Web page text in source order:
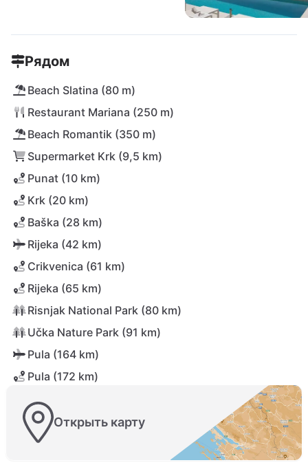
Рядом
Beach Slatina (80 m)
Restaurant Mariana (250 m)
Beach Romantik (350 m)
Supermarket Krk (9,5 km)
Punat (10 km)
Krk (20 km)
Baška (28 km)
Rijeka (42 km)
Crikvenica (61 km)
Rijeka (65 km)
Risnjak National Park (80 km)
Učka Nature Park (91 km)
Pula (164 km)
Pula (172 km)
Открыть карту